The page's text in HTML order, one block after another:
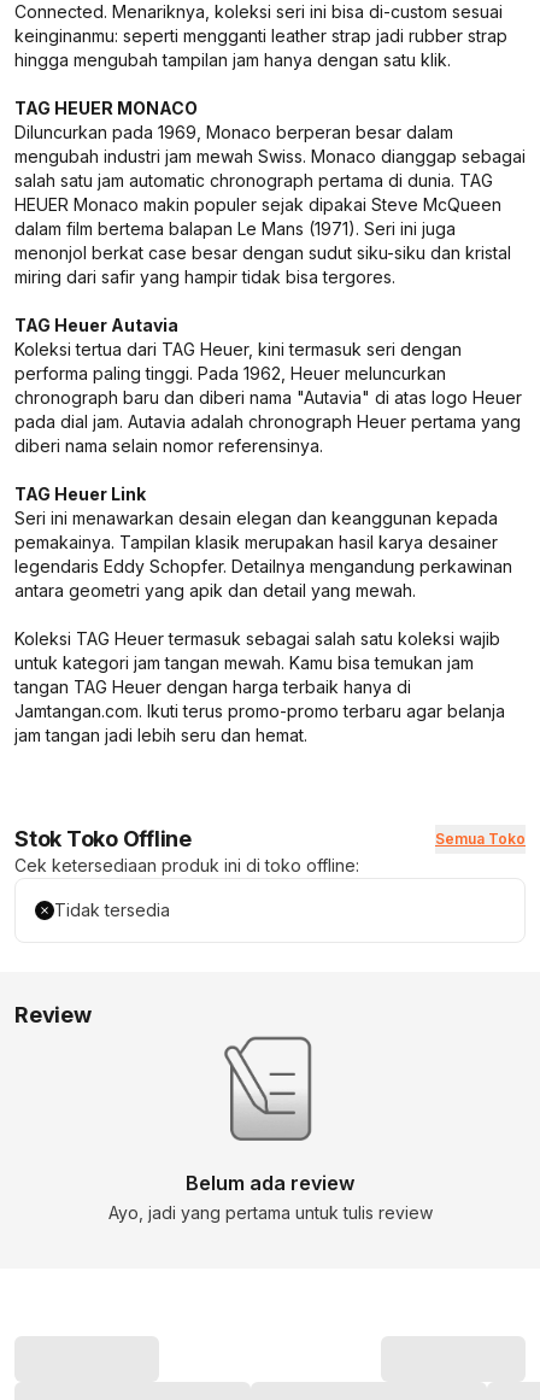
Connected. Menariknya, koleksi seri ini bisa di-custom sesuai
keinginanmu: seperti mengganti leather strap jadi rubber strap
hingga mengubah tampilan jam hanya dengan satu klik.
TAG HEUER MONACO
Diluncurkan pada 1969, Monaco berperan besar dalam
mengubah industri jam mewah Swiss. Monaco dianggap sebagai
salah satu jam automatic chronograph pertama di dunia. TAG
HEUER Monaco makin populer sejak dipakai Steve McQueen
dalam film bertema balapan Le Mans (1971). Seri ini juga
menonjol berkat case besar dengan sudut siku-siku dan kristal
miring dari safir yang hampir tidak bisa tergores.
TAG Heuer Autavia
Koleksi tertua dari TAG Heuer, kini termasuk seri dengan
performa paling tinggi. Pada 1962, Heuer meluncurkan
chronograph baru dan diberi nama "Autavia" di atas logo Heuer
pada dial jam. Autavia adalah chronograph Heuer pertama yang
diberi nama selain nomor referensinya.
TAG Heuer Link
Seri ini menawarkan desain elegan dan keanggunan kepada
pemakainya. Tampilan klasik merupakan hasil karya desainer
legendaris Eddy Schopfer. Detailnya mengandung perkawinan
antara geometri yang apik dan detail yang mewah.
Koleksi TAG Heuer termasuk sebagai salah satu koleksi wajib
untuk kategori jam tangan mewah. Kamu bisa temukan jam
tangan TAG Heuer dengan harga terbaik hanya di
Jamtangan.com. Ikuti terus promo-promo terbaru agar belanja
jam tangan jadi lebih seru dan hemat.
Stok Toko Offline Semua Toko
Cek ketersediaan produk ini di toko offline:
Tidak tersedia
Review
Belum ada review
Ayo, jadi yang pertama untuk tulis review